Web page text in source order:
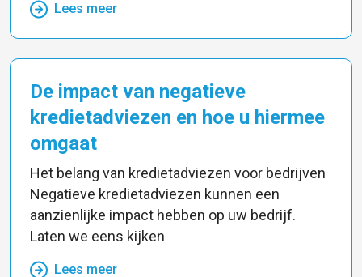
Lees meer
De impact van negatieve
kredietadviezen en hoe u hiermee
omgaat
Het belang van kredietadviezen voor bedrijven
Negatieve kredietadviezen kunnen een
aanzienlijke impact hebben op uw bedrijf.
Laten we eens kijken
Lees meer